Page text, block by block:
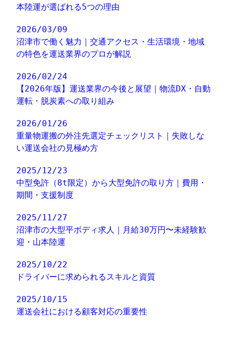
本陸運が選ばれる5つの理由
2026/03/09
沼津市で働く魅力｜交通アクセス・生活環境・地域
の特色を運送業界のプロが解説
2026/02/24
【2026年版】運送業界の今後と展望｜物流DX・自動
運転・脱炭素への取り組み
2026/01/26
重量物運搬の外注先選定チェックリスト｜失敗しな
い運送会社の見極め方
2025/12/23
中型免許（8t限定）から大型免許の取り方｜費用・
期間・支援制度
2025/11/27
沼津市の大型平ボディ求人｜月給30万円〜未経験歓
迎・山本陸運
2025/10/22
ドライバーに求められるスキルと資質
2025/10/15
運送会社における顧客対応の重要性